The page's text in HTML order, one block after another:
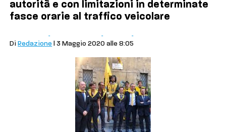
autorità e con limitazioni in determinate
fasce orarie al traffico veicolare
Di Redazione | 3 Maggio 2020 alle 8:05